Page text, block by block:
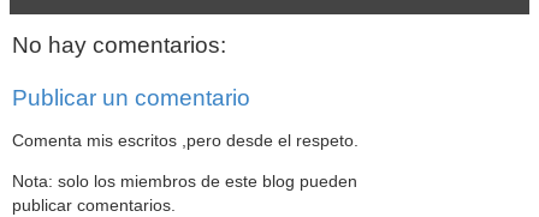
No hay comentarios:
Publicar un comentario
Comenta mis escritos ,pero desde el respeto.
Nota: solo los miembros de este blog pueden
publicar comentarios.